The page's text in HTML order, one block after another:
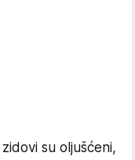
su oljušćeni,